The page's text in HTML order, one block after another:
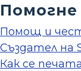
Помогне
Помощ и
Създател на
Как се печата